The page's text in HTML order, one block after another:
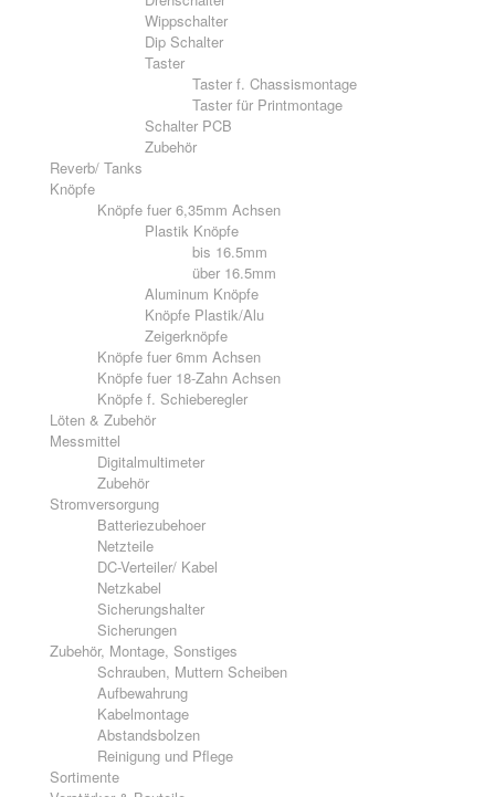
Wippschalter
Dip Schalter
Taster
Taster f. Chassismontage
Taster für Printmontage
Schalter PCB
Zubehör
Reverb/ Tanks
Knöpfe
Knöpfe fuer 6,35mm Achsen
Plastik Knöpfe
bis 16.5mm
über 16.5mm
Aluminum Knöpfe
Knöpfe Plastik/Alu
Zeigerknöpfe
Knöpfe fuer 6mm Achsen
Knöpfe fuer 18-Zahn Achsen
Knöpfe f. Schieberegler
Löten & Zubehör
Messmittel
Digitalmultimeter
Zubehör
Stromversorgung
Batteriezubehoer
Netzteile
DC-Verteiler/ Kabel
Netzkabel
Sicherungshalter
Sicherungen
Zubehör, Montage, Sonstiges
Schrauben, Muttern Scheiben
Aufbewahrung
Kabelmontage
Abstandsbolzen
Reinigung und Pflege
Sortimente